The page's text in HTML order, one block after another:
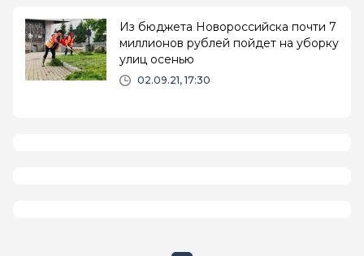
Из бюджета Новороссийска почти 7
миллионов рублей пойдет на уборку
улиц осенью
02.09.21, 17:30